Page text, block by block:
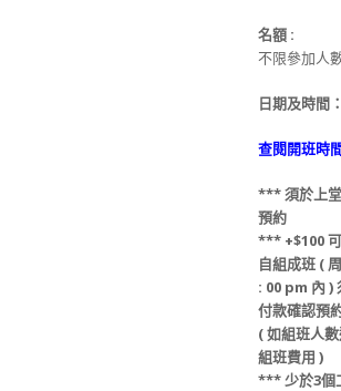
名額 :
不限參加人
日期及時間：
查閱開班時
***須於上
預約
*** +$100
自組成班(
: 00 pm 內 )
付款確認預
(如組班人
組班費用 )
***少於3個